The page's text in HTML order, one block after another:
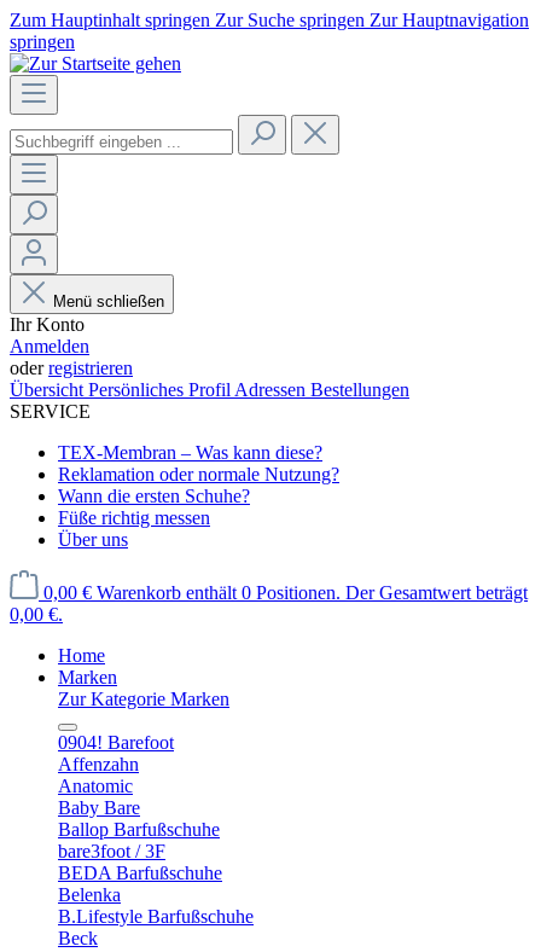
Zum Hauptinhalt springen Zur Suche springen Zur Hauptnavigation
springen
Menü schließen
Ihr Konto
Anmelden
oderregistrieren
Übersicht Persönliches Profil Adressen Bestellungen
SERVICE
TEX-Membran – Was kann diese?
Reklamation oder normale Nutzung?
Wann die ersten Schuhe?
Füße richtig messen
Über uns
0,00 € Warenkorb enthält 0 Positionen. Der Gesamtwert beträgt
0,00 €.
Home
Marken
Zur Kategorie Marken
0904! Barefoot
Affenzahn
Anatomic
Baby Bare
Ballop Barfußschuhe
bare3foot / 3F
BEDA Barfußschuhe
Belenka
B.Lifestyle Barfußschuhe
Beck